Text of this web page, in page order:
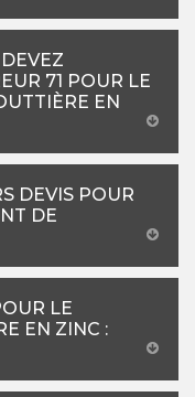
71 POUR LE
EN
DEVIS POUR
DE
LE
EN ZINC :